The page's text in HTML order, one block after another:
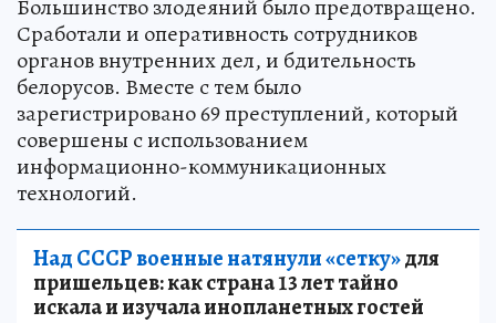
Большинство злодеяний было предотвращено.
Сработали и оперативность сотрудников
органов внутренних дел, и бдительность
белорусов. Вместе с тем было
зарегистрировано 69 преступлений, который
совершены с использованием
информационно-коммуникационных
технологий.
Над СССР военные натянули «сетку»для
пришельцев: как страна 13 лет тайно
искала и изучала инопланетных гостей